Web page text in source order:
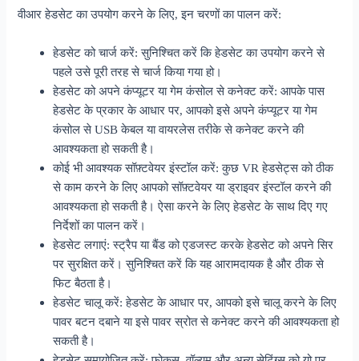
वीआर हेडसेट का उपयोग करने के लिए, इन चरणों का पालन करें:
हेडसेट को चार्ज करें: सुनिश्चित करें कि हेडसेट का उपयोग करने से
पहले उसे पूरी तरह से चार्ज किया गया हो।
हेडसेट को अपने कंप्यूटर या गेम कंसोल से कनेक्ट करें: आपके पास
हेडसेट के प्रकार के आधार पर, आपको इसे अपने कंप्यूटर या गेम
कंसोल से USB केबल या वायरलेस तरीके से कनेक्ट करने की
आवश्यकता हो सकती है।
कोई भी आवश्यक सॉफ़्टवेयर इंस्टॉल करें: कुछ VR हेडसेट्स को ठीक
से काम करने के लिए आपको सॉफ़्टवेयर या ड्राइवर इंस्टॉल करने की
आवश्यकता हो सकती है। ऐसा करने के लिए हेडसेट के साथ दिए गए
निर्देशों का पालन करें।
हेडसेट लगाएं: स्ट्रैप या बैंड को एडजस्ट करके हेडसेट को अपने सिर
पर सुरक्षित करें। सुनिश्चित करें कि यह आरामदायक है और ठीक से
फिट बैठता है।
हेडसेट चालू करें: हेडसेट के आधार पर, आपको इसे चालू करने के लिए
पावर बटन दबाने या इसे पावर स्रोत से कनेक्ट करने की आवश्यकता हो
सकती है।